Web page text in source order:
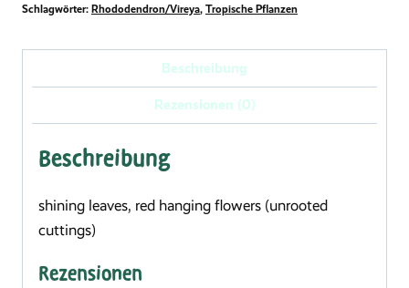
Schlagwörter: Rhododendron/Vireya, Tropische Pflanzen
Beschreibung
Rezensionen (0)
Beschreibung
shining leaves, red hanging flowers (unrooted
cuttings)
Rezensionen